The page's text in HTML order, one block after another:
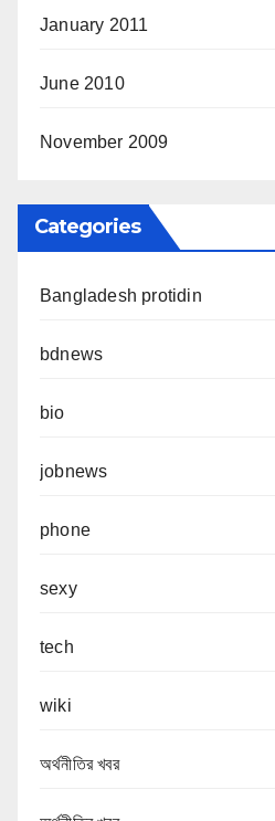
January 2011
June 2010
November 2009
Categories
Bangladesh protidin
bdnews
bio
jobnews
phone
sexy
tech
wiki
অর্থনীতির খবর